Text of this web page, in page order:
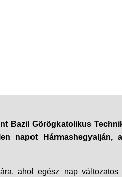
a
Bazil Görögkatolikus
napot Hármashegyalján,
ahol egész nap